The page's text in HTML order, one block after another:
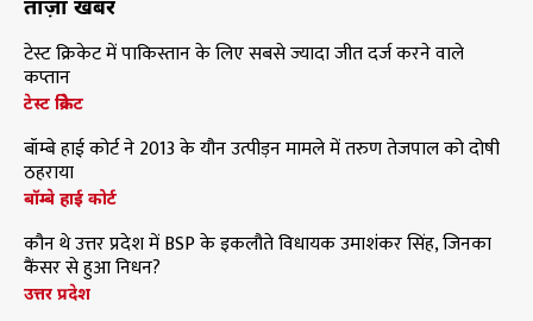
ताज़ा खबरें
टेस्ट क्रिकेट में पाकिस्तान के लिए सबसे ज्यादा जीत दर्ज करने वाले
कप्तान
टेस्ट क्रिकेट
बॉम्बे हाई कोर्ट ने 2013 के यौन उत्पीड़न मामले में तरुण तेजपाल को दोषी
ठहराया
बॉम्बे हाई कोर्ट
कौन थे उत्तर प्रदेश में BSP के इकलौते विधायक उमाशंकर सिंह, जिनका
कैंसर से हुआ निधन?
उत्तर प्रदेश